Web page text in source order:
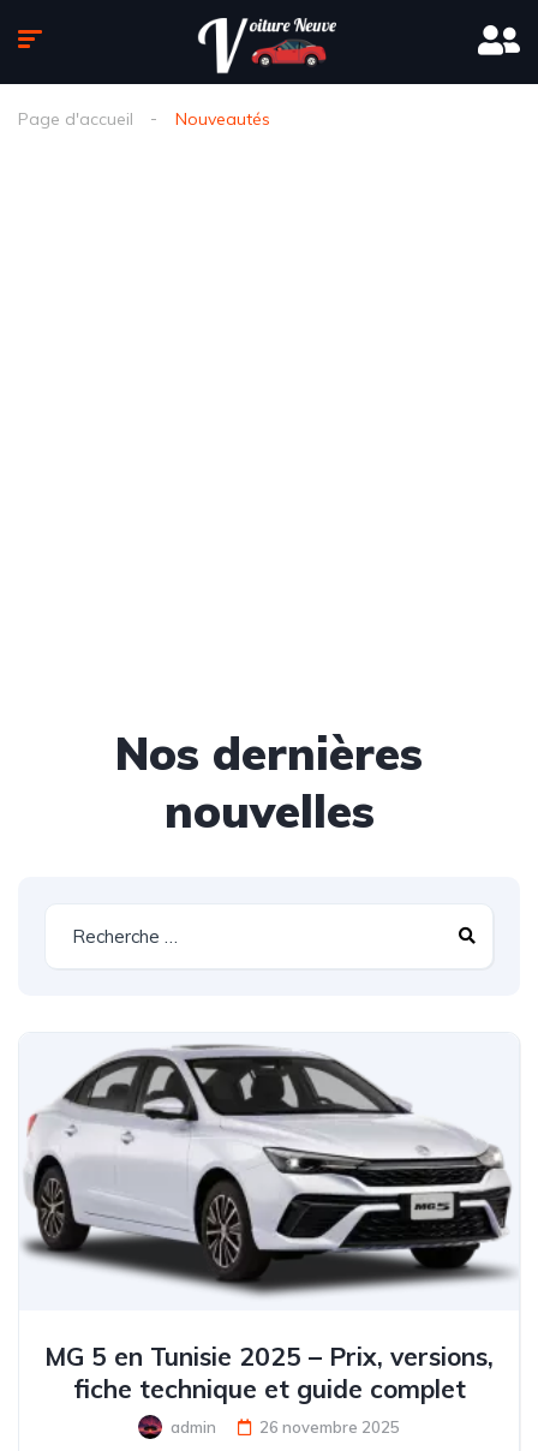
Page d'accueil Nouveautés
Nos dernières
nouvelles
MG 5 en Tunisie 2025 – Prix, versions,
fiche technique et guide complet
admin 26 novembre 2025